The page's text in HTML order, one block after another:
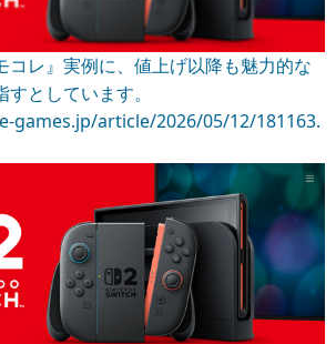
コレ』実例に、値上げ以降も魅力的な
としています。
games.jp/article/2026/05/12/181163.